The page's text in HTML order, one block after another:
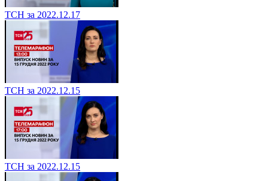
ТСН за 2022.12.17
ТСН за 2022.12.15
ТСН за 2022.12.15